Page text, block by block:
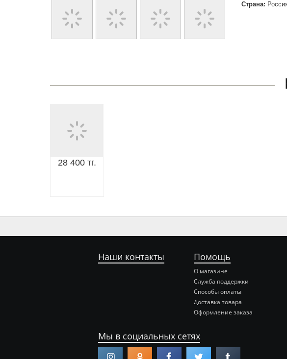
Страна:
28 400 тг.
Наши контакты Помощь
О магазине
Служба поддержки
Способы оплаты
Доставка товара
Оформление заказа
Мы в социальных сетях